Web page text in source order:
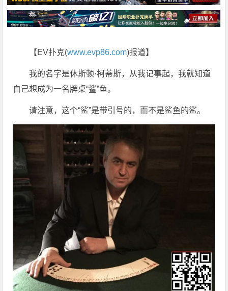
【EV扑克(www.evp86.com)报道】
我的名字是休斯顿·柯蒂斯，从我记事起，我就知道
自己想成为一名牌桌“鲨”鱼。
请注意，这个“鲨”是带引号的，而不是鲨鱼的鲨。